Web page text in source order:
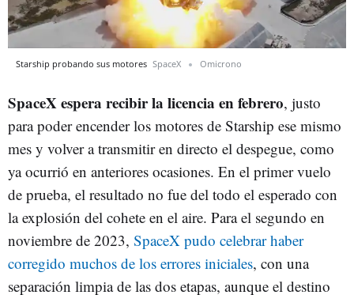
Starship probando sus motores SpaceX Omicrono
SpaceX espera recibir la licencia en febrero, justo
para poder encender los motores de Starship ese mismo
mes y volver a transmitir en directo el despegue, como
ya ocurrió en anteriores ocasiones. En el primer vuelo
de prueba, el resultado no fue del todo el esperado con
la explosión del cohete en el aire. Para el segundo en
noviembre de 2023, SpaceX pudo celebrar haber
corregido muchos de los errores iniciales, con una
separación limpia de las dos etapas, aunque el destino